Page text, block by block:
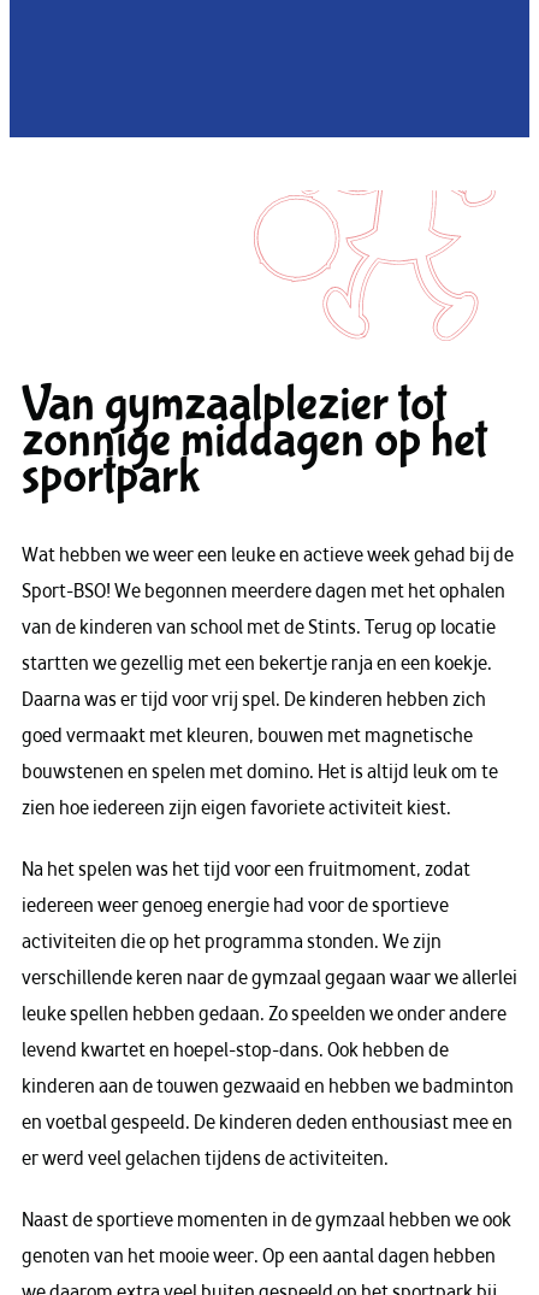
Van gymzaalplezier tot
zonnige middagen op het
sportpark
Wat hebben we weer een leuke en actieve week gehad bij de
Sport-BSO! We begonnen meerdere dagen met het ophalen
van de kinderen van school met de Stints. Terug op locatie
startten we gezellig met een bekertje ranja en een koekje.
Daarna was er tijd voor vrij spel. De kinderen hebben zich
goed vermaakt met kleuren, bouwen met magnetische
bouwstenen en spelen met domino. Het is altijd leuk om te
zien hoe iedereen zijn eigen favoriete activiteit kiest.
Na het spelen was het tijd voor een fruitmoment, zodat
iedereen weer genoeg energie had voor de sportieve
activiteiten die op het programma stonden. We zijn
verschillende keren naar de gymzaal gegaan waar we allerlei
leuke spellen hebben gedaan. Zo speelden we onder andere
levend kwartet en hoepel-stop-dans. Ook hebben de
kinderen aan de touwen gezwaaid en hebben we badminton
en voetbal gespeeld. De kinderen deden enthousiast mee en
er werd veel gelachen tijdens de activiteiten.
Naast de sportieve momenten in de gymzaal hebben we ook
genoten van het mooie weer. Op een aantal dagen hebben